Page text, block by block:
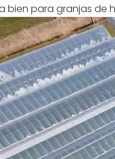
para granjas de